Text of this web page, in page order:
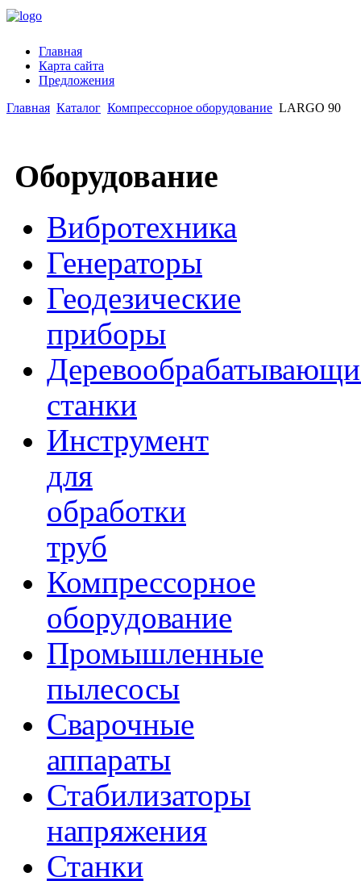
Главная
Карта сайта
Предложения
Главная Каталог Компрессорное оборудование LARGO 90
Оборудование
Вибротехника
Генераторы
Геодезические
приборы
станки
Инструмент
для
обработки
труб
Компрессорное
оборудование
Промышленные
пылесосы
Сварочные
аппараты
Стабилизаторы
напряжения
Станки